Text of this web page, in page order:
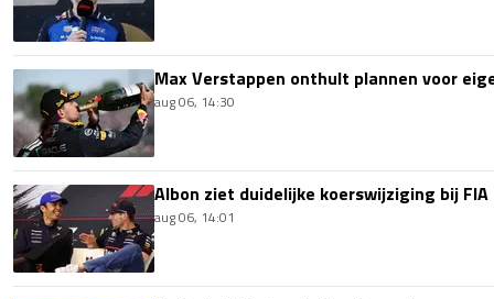
Max Verstappen onthult plannen voor
aug 06, 14:30
Albon ziet duidelijke koerswijziging bij
aug 06, 14:01